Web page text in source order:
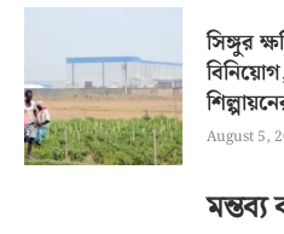
সিঙ্গুর
August 5,